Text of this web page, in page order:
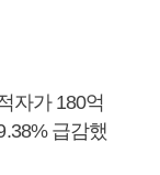
자가 180억
급감했